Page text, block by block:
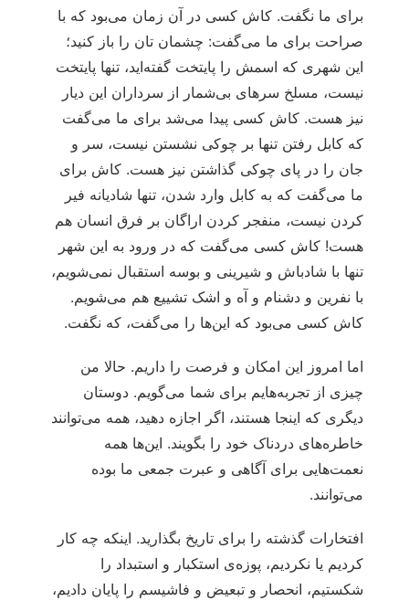
برای ما نگفت. کاش کسی در آن زمان می‌‏بود که با
صراحت برای ما می‌‏گفت: چشمان تان را باز کنید؛
این شهری که اسمش را پایتخت گفته‌اید، تنها پایتخت
نیست، مسلخ سرهای بی‌شمار از سرداران این دیار
نیز هست. کاش کسی پیدا می‌‏شد برای ما می‌‏گفت
که کابل رفتن تنها بر چوکی نشستن نیست، سر و
جان را در پای چوکی گذاشتن نیز هست. کاش برای
ما می‌‏گفت که به کابل وارد شدن، تنها شادیانه فیر
کردن نیست، منفجر کردن اراگان بر فرق انسان هم
هست! کاش کسی می‌‏گفت که در ورود به این شهر
تنها با شادباش و شیرینی و بوسه استقبال نمی‌شویم،
با نفرین و دشنام و آه و اشک تشییع هم می‌شویم.
کاش کسی می‌بود که این‌‌ها را می‌گفت، که نگفت.
اما امروز این امکان و فرصت را داریم. حالا من
چیزی از تجربه‌‏هایم برای شما می‌‏گویم. دوستان
دیگری که اینجا هستند، اگر اجازه دهید، همه می‌توانند
خاطره‏‌های ‏‏دردناک خود را بگویند. این‌ها همه
نعمت‌‏هایی برای آگاهی و عبرت جمعی ما بوده
می‌‏توانند.
افتخارات گذشته را برای تاریخ بگذارید. اینکه چه کار
کردیم یا نکردیم، پوزه‏‌ی ‏استکبار و استبداد را
شکستیم، انحصار و تبعیض و فاشیسم را پایان دادیم،